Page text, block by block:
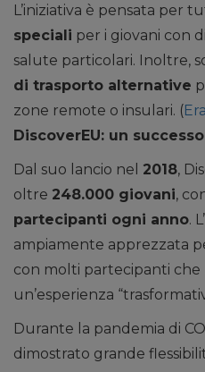
L’iniziativa è pensata per
speciali per i giovani con
salute particolari. Inoltre,
di trasporto alternative
zone remote o insulari. (
DiscoverEU: un
Dal suo lancio nel 2018,
oltre 248.000 giovani,
partecipanti ogni anno.
ampiamente apprezzata
con molti partecipanti che
un’esperienza
Durante la pandemia di
dimostrato grande